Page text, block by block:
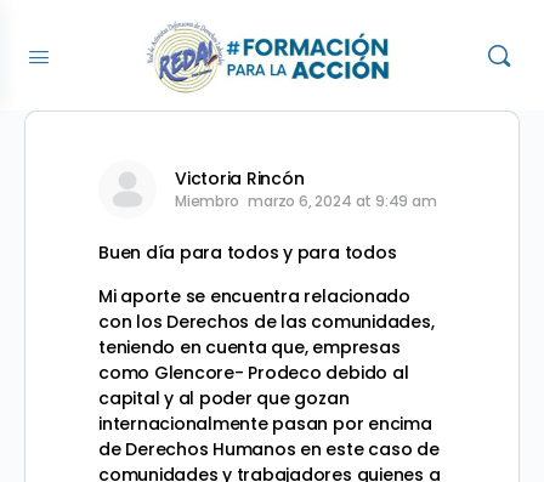
Victoria Rincón
Miembro marzo 6, 2024 at 9:49 am
Buen día para todos y para todos
Mi aporte se encuentra relacionado
con los Derechos de las comunidades,
teniendo en cuenta que, empresas
como Glencore- Prodeco debido al
capital y al poder que gozan
internacionalmente pasan por encima
de Derechos Humanos en este caso de
comunidades y trabajadores quienes a